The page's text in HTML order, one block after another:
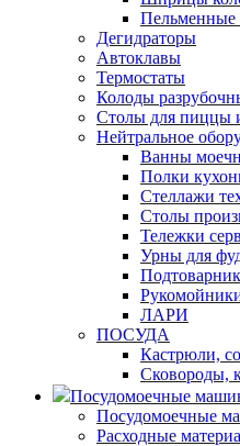
Пельменные
Дегидраторы
Автоклавы
Термостаты
Колоды
Столы для пиццы
Нейтральное
Ванны
Полки
Стеллажи
Столы
Тележки
Урны для
ЛАРИ
ПОСУДА
Кастрюли,
Сковороды,
Посудомоечные
Посудомоечные
Расходные